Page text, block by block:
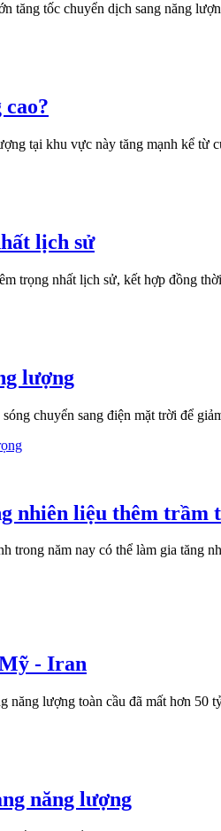
tăng tốc chuyển dịch sang năng
tại khu vực này tăng mạnh kể từ
lịch sử
trọng nhất lịch sử, kết hợp đồng
lượng
chuyển sang điện mặt trời để
nhiên liệu thêm trầm
năm nay có thể làm gia tăng
- Iran
lượng toàn cầu đã mất hơn 50
năng lượng